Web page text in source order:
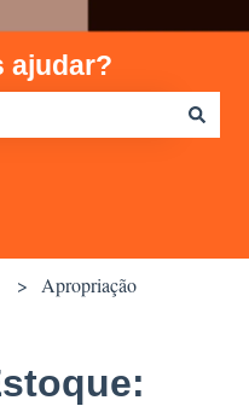
ajudar?
Apropriação